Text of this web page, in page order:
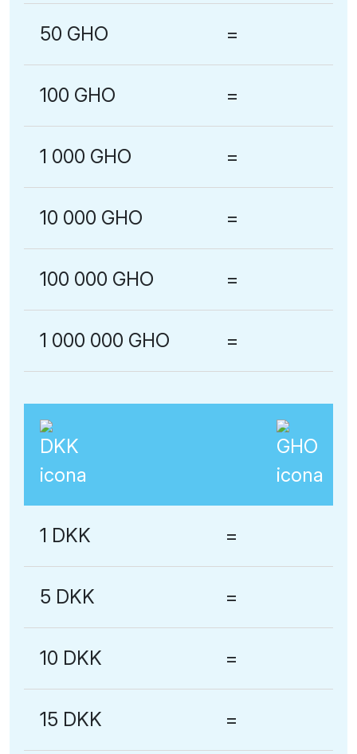
50 GHO =
100 GHO =
1 000 GHO =
10 000 GHO =
100 000 GHO =
1 000 000 GHO =
1 DKK =
5 DKK =
10 DKK =
15 DKK =